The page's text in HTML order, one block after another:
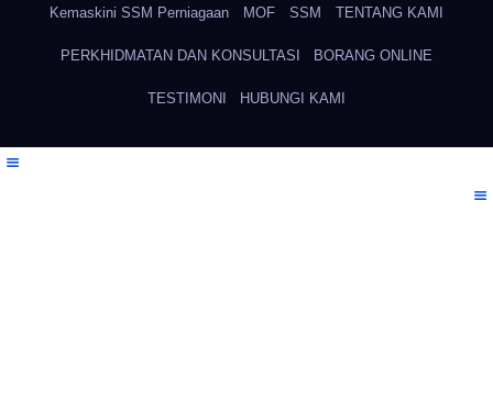
Kemaskini SSM Perniagaan MOF SSM TENTANG KAMI
PERKHIDMATAN DAN KONSULTASI BORANG ONLINE
TESTIMONI HUBUNGI KAMI